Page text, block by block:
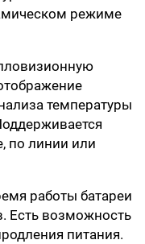
режиме
температуры
по линии или
работы батареи
Есть возможность
питания.